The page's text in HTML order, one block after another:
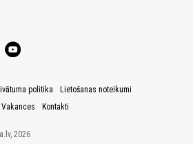
politika
Lietošanas noteikumi
Vakances Kontakti
2026